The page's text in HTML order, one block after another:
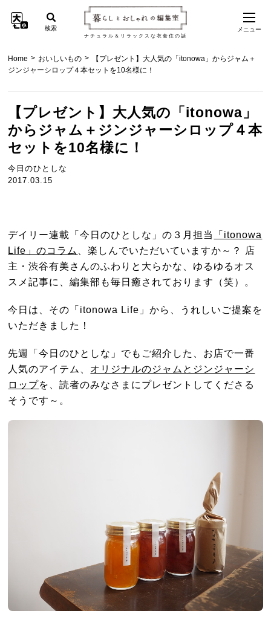
ナチュラル＆リラックスな衣食住の話
検索 メニュー
Home > おいしいもの >
【プレゼント】大人気の「itonowa」からジャム＋
ジンジャーシロップ４本セットを10名様に！
【プレゼント】大人気の「itonowa」
からジャム＋ジンジャーシロップ４本
セットを10名様に！
今日のひとしな
2017.03.15
デイリー連載「今日のひとしな」の３月担当
「itonowa
Life」のコラム
、楽しんでいただいていますか～？ 店
主・渋谷有美さんのふわりと大らかな、ゆるゆるオス
スメ記事に、編集部も毎日癒されております（笑）。
今日は、その「itonowa Life」から、うれしいご提案を
いただきました！
先週「今日のひとしな」でもご紹介した、お店で一番
人気のアイテム、 オリジナルのジャムとジンジャーシ
ロップを、読者のみなさまにプレゼントしてくださる
そうです～。